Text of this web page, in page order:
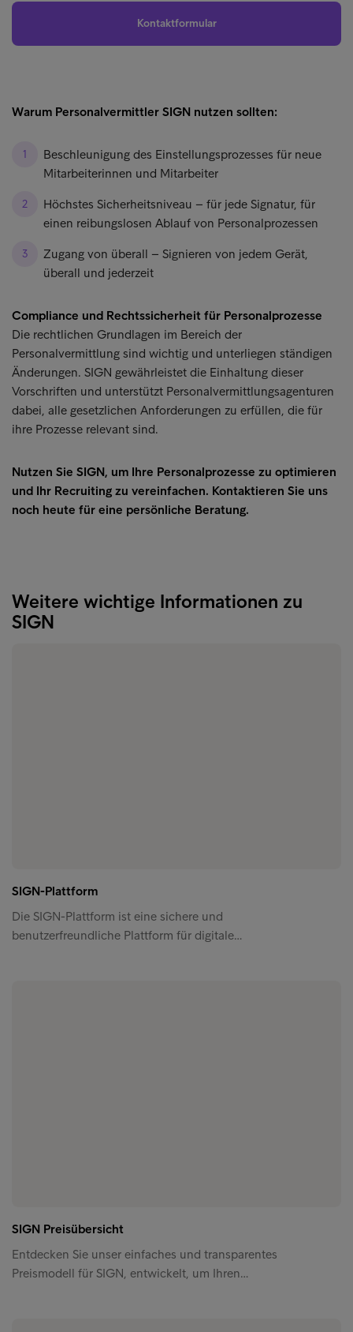
Kontaktformular
Warum Personalvermittler SIGN nutzen sollten:
Beschleunigung des Einstellungsprozesses für neue
Mitarbeiterinnen und Mitarbeiter
Höchstes Sicherheitsniveau – für jede Signatur, für
einen reibungslosen Ablauf von Personalprozessen
Zugang von überall – Signieren von jedem Gerät,
überall und jederzeit
Compliance und Rechtssicherheit für Personalprozesse
Die rechtlichen Grundlagen im Bereich der
Personalvermittlung sind wichtig und unterliegen ständigen
Änderungen. SIGN gewährleistet die Einhaltung dieser
Vorschriften und unterstützt Personalvermittlungsagenturen
dabei, alle gesetzlichen Anforderungen zu erfüllen, die für
ihre Prozesse relevant sind.
Nutzen Sie SIGN, um Ihre Personalprozesse zu optimieren
und Ihr Recruiting zu vereinfachen. Kontaktieren Sie uns
noch heute für eine persönliche Beratung.
Weitere wichtige Informationen zu
SIGN
SIGN-Plattform
Die SIGN-Plattform ist eine sichere und
benutzerfreundliche Plattform für digitale…
SIGN Preisübersicht
Entdecken Sie unser einfaches und transparentes
Preismodell für SIGN, entwickelt, um Ihren…